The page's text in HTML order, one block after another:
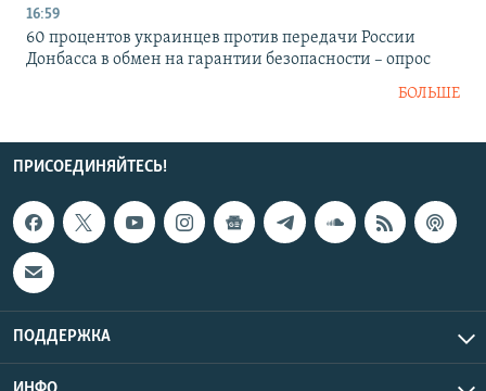
16:59
60 процентов украинцев против передачи России
Донбасса в обмен на гарантии безопасности – опрос
БОЛЬШЕ
ПРИСОЕДИНЯЙТЕСЬ!
ПОДДЕРЖКА